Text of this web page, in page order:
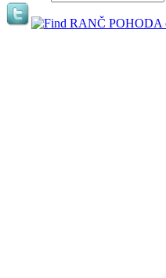
Vyhľadávanie